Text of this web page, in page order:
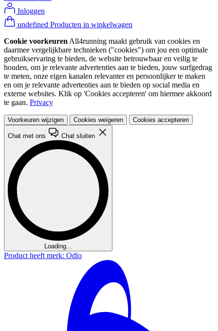
Inloggen
undefined Producten in winkelwagen
Cookie voorkeuren All4running maakt gebruik van cookies en
daarmee vergelijkbare technieken ("cookies") om jou een optimale
gebruikservaring te bieden, de website betrouwbaar en veilig te
houden, om je relevante advertenties aan te bieden, jouw surfgedrag
te meten, onze eigen kanalen relevanter en persoonlijker te maken
en om je relevante advertenties aan te bieden op social media en
externe websites. Klik op 'Cookies accepteren' om hiermee akkoord
te gaan. Privacy
Voorkeuren wijzigen Cookies weigeren Cookies accepteren
Chat met ons Chat sluiten
Loading...
Product heeft merk: Odlo